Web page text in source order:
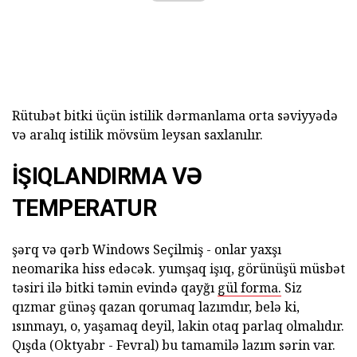
Rütubət bitki üçün istilik dərmanlama orta səviyyədə
və aralıq istilik mövsüm leysan saxlanılır.
İŞIQLANDIRMA VƏ
TEMPERATUR
şərq və qərb Windows Seçilmiş - onlar yaxşı
neomarika hiss edəcək. yumşaq işıq, görünüşü müsbət
təsiri ilə bitki təmin evində qayğı gül forma. Siz
qızmar günəş qazan qorumaq lazımdır, belə ki,
ısınmayı, o, yaşamaq deyil, lakin otaq parlaq olmalıdır.
Qışda (Oktyabr - Fevral) bu tamamilə lazım sərin var.